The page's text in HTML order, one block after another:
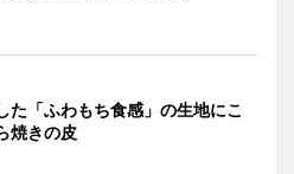
た「ふわもち食感」の生地にこ
焼きの皮